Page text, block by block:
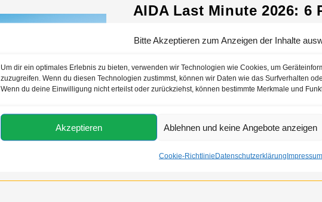
Bitte Akzeptieren zum Anzeigen der Inhalte
Um dir ein optimales Erlebnis zu bieten, verwenden wir Technologien wie Cookies, um
zuzugreifen. Wenn du diesen Technologien zustimmst, können wir Daten wie das Surfverhalten
Wenn du deine Einwilligung nicht erteilst oder zurückziehst, können bestimmte Merkmale und
Akzeptieren Ablehnen und keine Angebote anzeigen
Cookie-RichtlinieDatenschutzerklärungImpressum
AIDA Last Minute 2026: 6
August bis Ende September 2026: Kurztrips
AIDAbella ab 429 Euro sowie je eine Woche
0 KOMMENTARE